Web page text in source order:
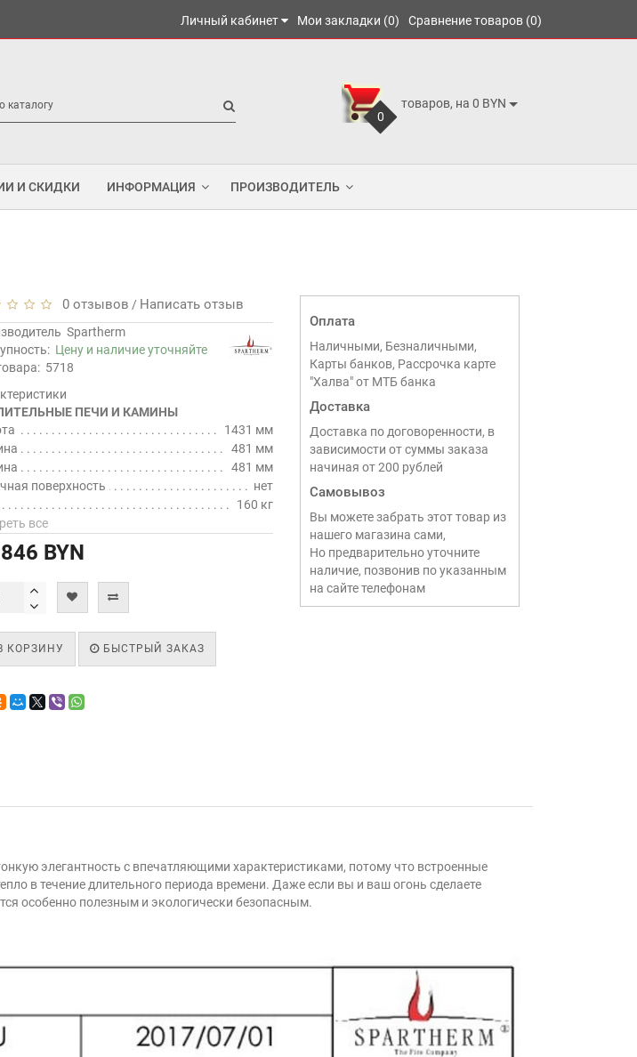
Личный кабинет Мои закладки (0) Сравнение товаров (0)
0
товаров, на 0 BYN
И СКИДКИ ИНФОРМАЦИЯ ПРОИЗВОДИТЕЛЬ
0 отзывов / Написать отзыв
Spartherm
Цену и наличие уточняйте
5718
ПЕЧИ И КАМИНЫ
1431 мм
481 мм
481 мм
поверхность
нет
160 кг
все
BYN
КОРЗИНУ БЫСТРЫЙ ЗАКАЗ
Оплата
Наличными, Безналичными,
Карты банков, Рассрочка карте
"Халва" от МТБ банка
Доставка
Доставка по договоренности, в
зависимости от суммы заказа
начиная от 200 рублей
Самовывоз
Вы можете забрать этот товар из
нашего магазина сами,
Но предварительно уточните
наличие, позвонив по указанным
на сайте телефонам
элегантность с впечатляющими характеристиками, потому что встроенные
в течение длительного периода времени. Даже если вы и ваш огонь сделаете
особенно полезным и экологически безопасным.